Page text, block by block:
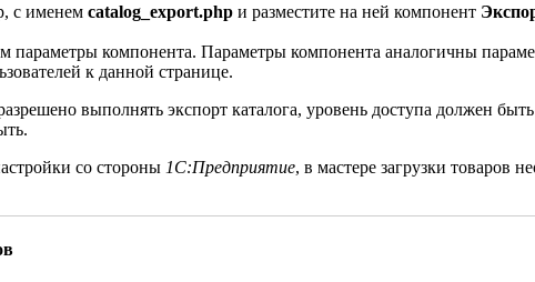
с именем catalog_export.php и разместите на ней компонент
параметры компонента. Параметры компонента аналогичны
к данной странице.
выполнять экспорт каталога, уровень доступа должен
со стороны 1С:Предприятие, в мастере загрузки товаров